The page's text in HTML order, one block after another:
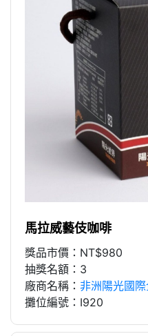
馬拉威藝伎咖啡
獎品市價：NT$980
抽獎名額：3
廠商名稱： 非洲陽光國
攤位編號：I920